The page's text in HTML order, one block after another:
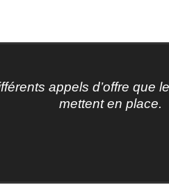
appels d’offre que
mettent en place.